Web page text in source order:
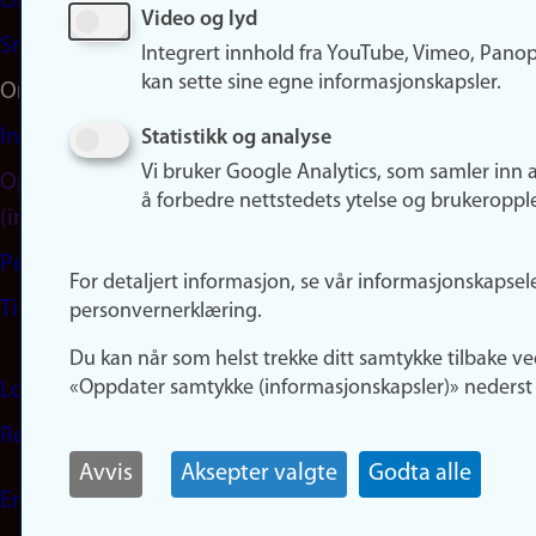
Snapchat
Om nettstedet
Informasjonskapsler
Oppdater samtykke
(informasjonskapsler)
Personvern
Tilgjengelighetserklæring
Logg inn
Rediger din ansattside
English
Video og lyd
Integrert innhold fra YouTube, Vimeo,
kan sette sine egne informasjonskapsler.
Statistikk og analyse
Vi bruker Google Analytics, som samler inn
å forbedre nettstedets ytelse og
For detaljert informasjon, se vår
personvernerklæring.
Du kan når som helst trekke ditt samtykke tilbake
«Oppdater samtykke (informasjonskapsler)» nederst
Avvis Aksepter valgte Godta alle